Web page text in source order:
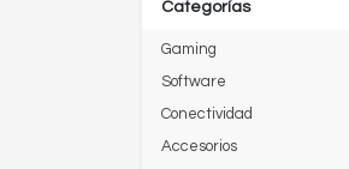
Categorías
Gaming
Software
Conectividad
Accesorios